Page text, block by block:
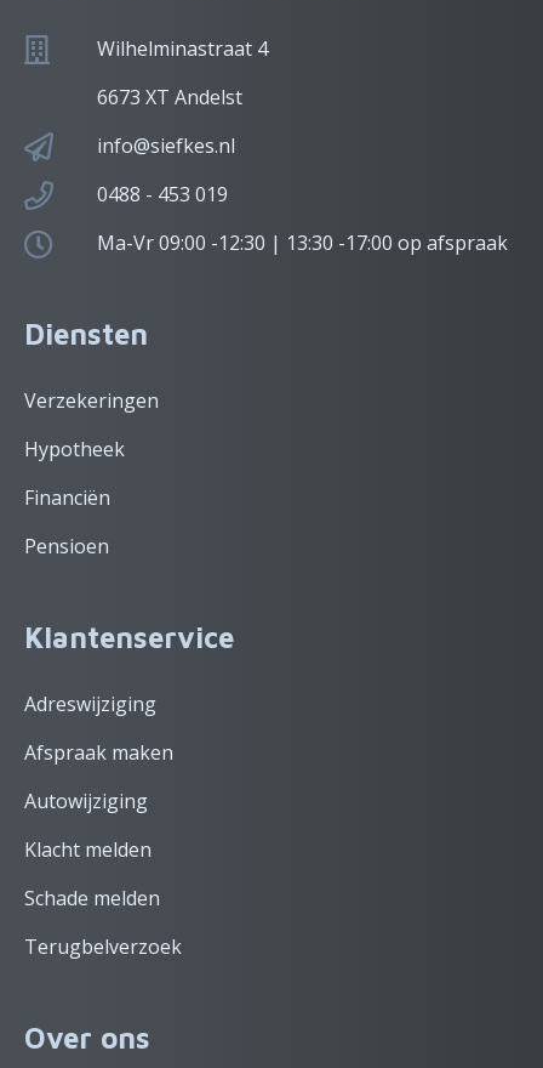
Wilhelminastraat 4
6673 XT Andelst
info@siefkes.nl
0488 - 453 019
Ma-Vr 09:00 -12:30 | 13:30 -17:00 op afspraak
Diensten
Verzekeringen
Hypotheek
Financiën
Pensioen
Klantenservice
Adreswijziging
Afspraak maken
Autowijziging
Klacht melden
Schade melden
Terugbelverzoek
Over ons